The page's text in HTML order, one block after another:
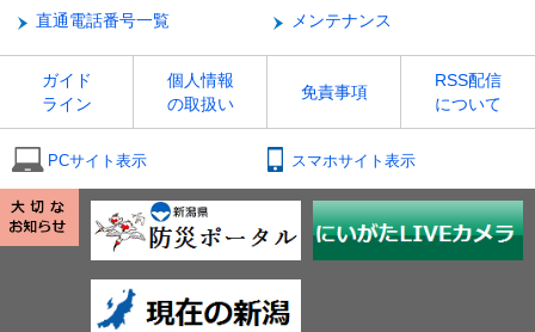
直通電話番号一覧
メンテナンス
ガイド
ライン
個人情報
の取扱い
免責事項
RSS配信
について
PCサイト表示 スマホサイト表示